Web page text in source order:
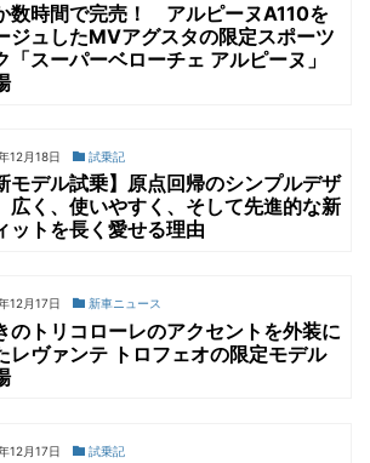
数時間で完売！ アルピーヌA110を
ジュしたMVアグスタの限定スポーツ
「スーパーベローチェ アルピーヌ」
12月18日 試乗記
モデル試乗】原点回帰のシンプルデザ
広く、使いやすく、そして先進的な新
ットを長く愛せる理由
12月17日 新車ニュース
のトリコローレのアクセントを外装に
レヴァンテ トロフェオの限定モデル
12月17日 試乗記